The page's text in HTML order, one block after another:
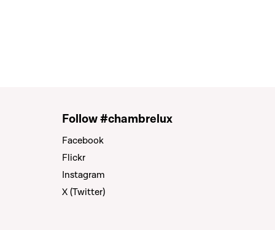
Follow #chambrelux
Facebook
Flickr
Instagram
X (Twitter)